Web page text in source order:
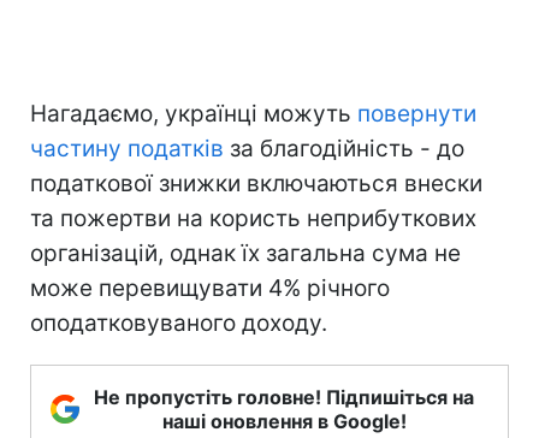
Нагадаємо, українці можуть повернути
частину податків за благодійність - до
податкової знижки включаються внески
та пожертви на користь неприбуткових
організацій, однак їх загальна сума не
може перевищувати 4% річного
оподатковуваного доходу.
Не пропустіть головне! Підпишіться на
наші оновлення в Google!